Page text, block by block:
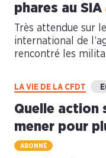
phares au SIA
Très attendue sur
international de
rencontré les
LA VIE DE LA CFDT
Quelle action
mener pour
ABONNÉ